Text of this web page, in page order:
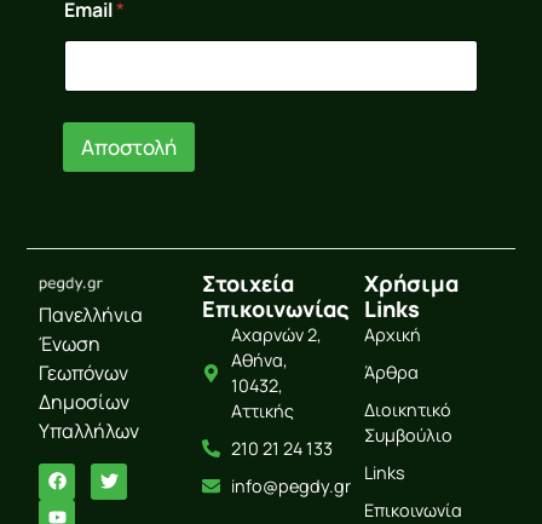
*
E
a
l
Email*
Αποστολή
Πανελλήνια
Ένωση
Γεωπόνων
Δημοσίων
Υπαλλήλων
Στοιχεία
Επικοινωνίας
Αχαρνών 2,
Αθήνα,
10432,
Αττικής
210 21 24 133
info@pegdy.gr
Χρήσιμα
Links
Αρχική
Άρθρα
Διοικητικό
Συμβούλιο
Links
Επικοινωνία